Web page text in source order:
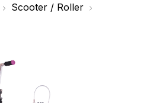
Scooter / Roller